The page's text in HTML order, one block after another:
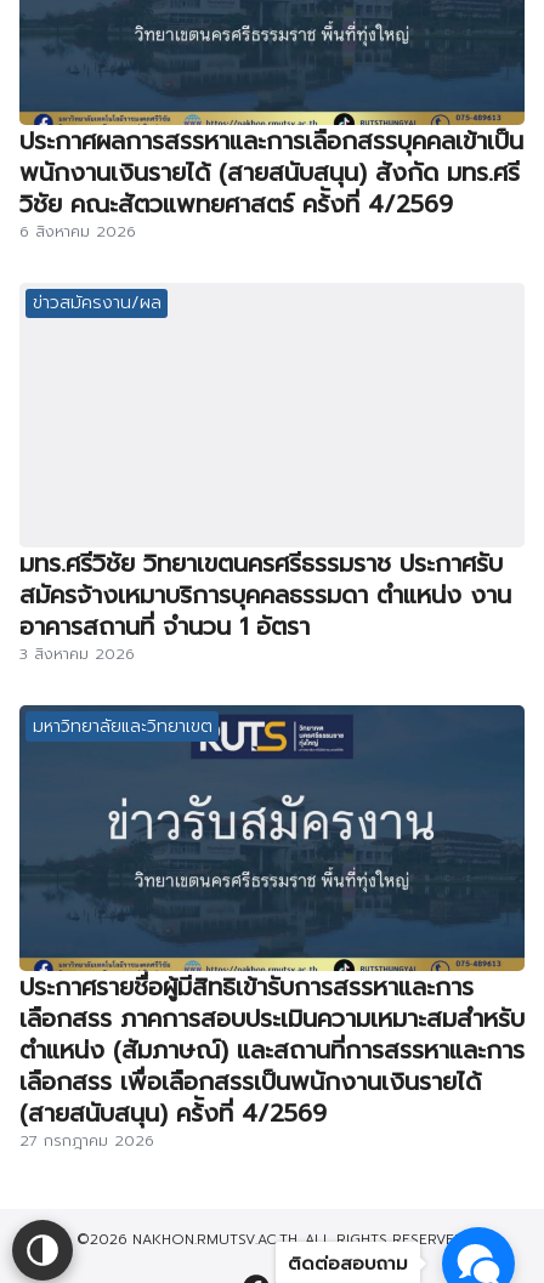
ประกาศผลการสรรหาและการเลือกสรรบุคคลเข้าเป็น
พนักงานเงินรายได้ (สายสนับสนุน) สังกัด มทร.ศรี
วิชัย คณะสัตวแพทยศาสตร์ คร้ังที่ 4/2569
6 สิงหาคม 2026
ข่าวสมัครงาน/ผล
มทร.ศรีวิชัย วิทยาเขตนครศรีธรรมราช ประกาศรับ
สมัครจ้างเหมาบริการบุคคลธรรมดา ตำแหน่ง งาน
อาคารสถานที่ จำนวน 1 อัตรา
3 สิงหาคม 2026
มหาวิทยาลัยและวิทยาเขต
ประกาศรายชื่อผู้มีสิทธิเข้ารับการสรรหาและการ
เลือกสรร ภาคการสอบประเมินความเหมาะสมสำหรับ
ตำแหน่ง (สัมภาษณ์) และสถานที่การสรรหาและการ
เลือกสรร เพื่อเลือกสรรเป็นพนักงานเงินรายได้
(สายสนับสนุน) คร้ังที่ 4/2569
27 กรกฎาคม 2026
©2026 NAKHON.RMUTSV.AC.TH. ALL RIGHTS RESERVED.
ติดต่อสอบถาม